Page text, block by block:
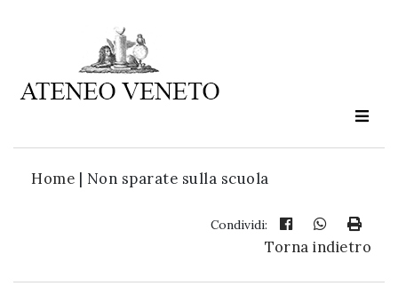
Home | Non sparate sulla scuola
Condividi:
Torna indietro
Ateneo
è
cultura